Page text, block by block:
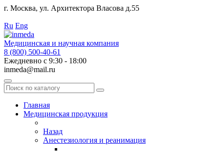
г. Москва, ул. Архитектора Власова д.55
Ru Eng
Медицинская и научная компания
8 (800) 500-40-61
Ежедневно с 9:30 - 18:00
inmeda@mail.ru
Поиск
по
каталогуГлавная
Медицинская продукция
Назад
Анестезиология и реанимация